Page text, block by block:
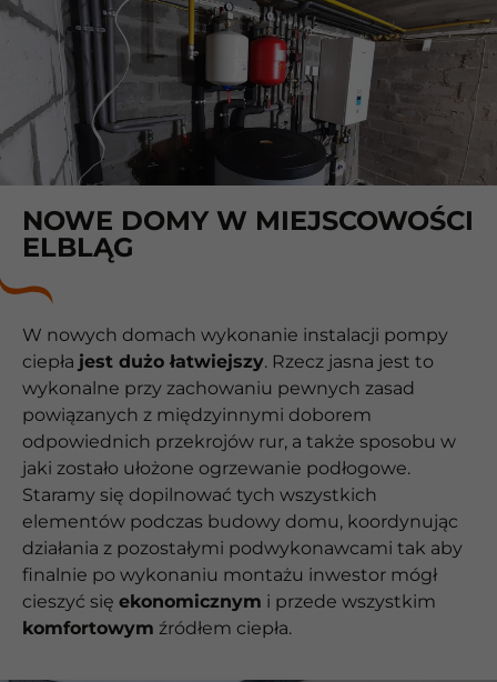
NOWE DOMY W MIEJSCOWOŚCI
ELBLĄG
W nowych domach wykonanie instalacji pompy
ciepła jest dużo łatwiejszy. Rzecz jasna jest to
wykonalne przy zachowaniu pewnych zasad
powiązanych z międzyinnymi doborem
odpowiednich przekrojów rur, a także sposobu w
jaki zostało ułożone ogrzewanie podłogowe.
Staramy się dopilnować tych wszystkich
elementów podczas budowy domu, koordynując
działania z pozostałymi podwykonawcami tak aby
finalnie po wykonaniu montażu inwestor mógł
cieszyć się ekonomicznym i przede wszystkim
komfortowym źródłem ciepła.